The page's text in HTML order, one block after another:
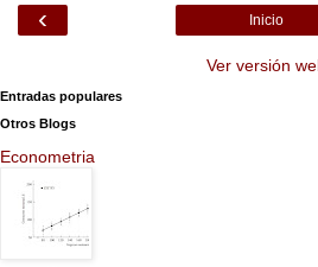
‹ Inicio
Ver versión
Entradas populares
Otros Blogs
Econometria